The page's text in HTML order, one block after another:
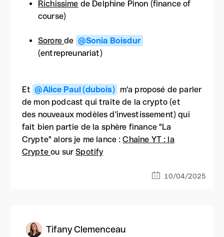
Richissime de Delphine Pinon (finance of
course)
Sororede @Sonia Boisdur
(entrepreunariat)
Et @Alice Paul (dubois) m'a proposé de parler
de mon podcast qui traite de la crypto (et
des nouveaux modèles d'investissement) qui
fait bien partie de la sphère finance "La
Crypte" alors je me lance :Chaîne YT : la
Crypteou surSpotify
10/04/2025
Tifany Clemenceau